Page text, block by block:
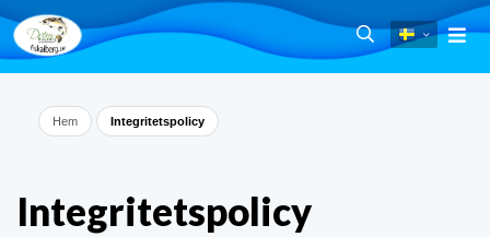
Hem Integritetspolicy
Integritetspolicy